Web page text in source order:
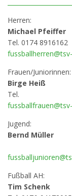
Herren:
Michael Pfeiffer
Tel. 0174 8916162
Frauen/Juniorinnen:
Birge Heiß
Tel.
Jugend:
Bernd Müller
Fußball AH:
Tim Schenk